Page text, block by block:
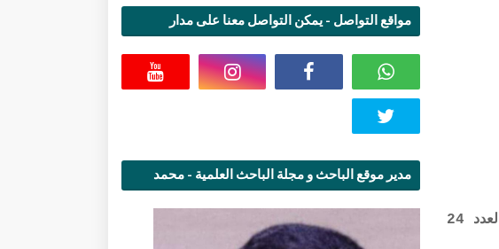
الاطار القانوني المنظم للتعليم عن بعد: السياق والاكراهات - الدكتور يونس الصالحي - العدد 24
مواقع التواصل - يمكن التواصل معنا على مدار
مدير موقع الباحث و مجلة الباحث العلمية - محمد